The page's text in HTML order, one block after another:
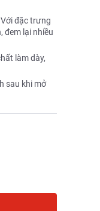
đặc trưng
đem lại nhiều
làm dày,
sau khi mở